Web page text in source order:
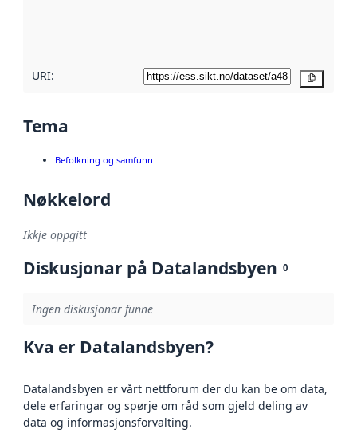
URI:
Tema
Befolkning og samfunn
Nøkkelord
Ikkje oppgitt
Diskusjonar på Datalandsbyen 0
Ingen diskusjonar funne
Kva er Datalandsbyen?
Datalandsbyen er vårt nettforum der du kan be om data,
dele erfaringar og spørje om råd som gjeld deling av
data og informasjonsforvalting.